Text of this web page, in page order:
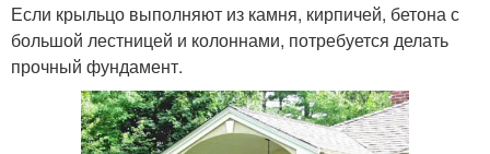
Если крыльцо выполняют из камня, кирпичей, бетона с
большой лестницей и колоннами, потребуется делать
прочный фундамент.